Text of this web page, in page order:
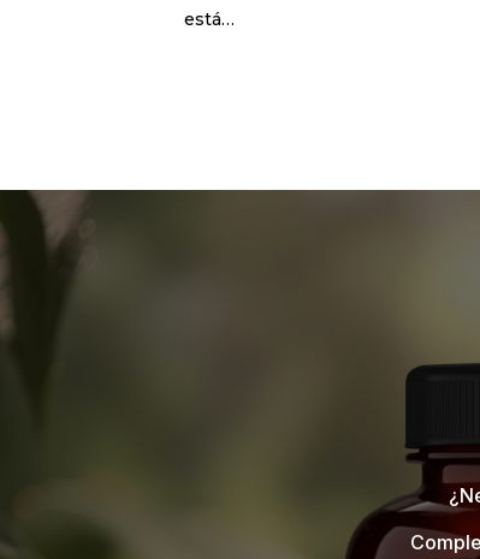
está…